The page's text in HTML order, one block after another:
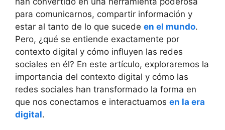
para comunicarnos, compartir información y
estar al tanto de lo que sucede en el mundo.
Pero, ¿qué se entiende exactamente por
contexto digital y cómo influyen las redes
sociales en él? En este artículo, exploraremos la
importancia del contexto digital y cómo las
redes sociales han transformado la forma en
que nos conectamos e interactuamos en la era
digital.